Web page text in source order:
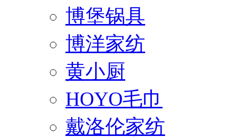
博堡锅具
博洋家纺
黄小厨
HOYO毛巾
戴洛伦家纺